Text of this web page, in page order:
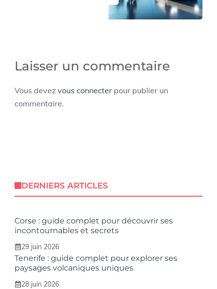
Laisser un commentaire
Vous devez vous connecter pour publier un
commentaire.
DERNIERS ARTICLES
Corse : guide complet pour découvrir ses
incontournables et secrets
29 juin 2026
Tenerife : guide complet pour explorer ses
paysages volcaniques uniques
28 juin 2026